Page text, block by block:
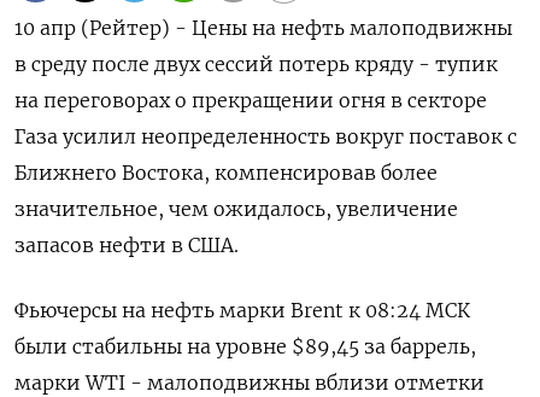
10 апр (Рейтер) - Цены на нефть малоподвижны
в среду после двух сессий потерь кряду - тупик
на переговорах о прекращении огня в секторе
Газа усилил неопределенность вокруг поставок с
Ближнего Востока, компенсировав более
значительное, чем ожидалось, увеличение
запасов нефти в США.
Фьючерсы на нефть марки Brent к 08:24 МСК
были стабильны на уровне $89,45 за баррель,
марки WTI - малоподвижны вблизи отметки